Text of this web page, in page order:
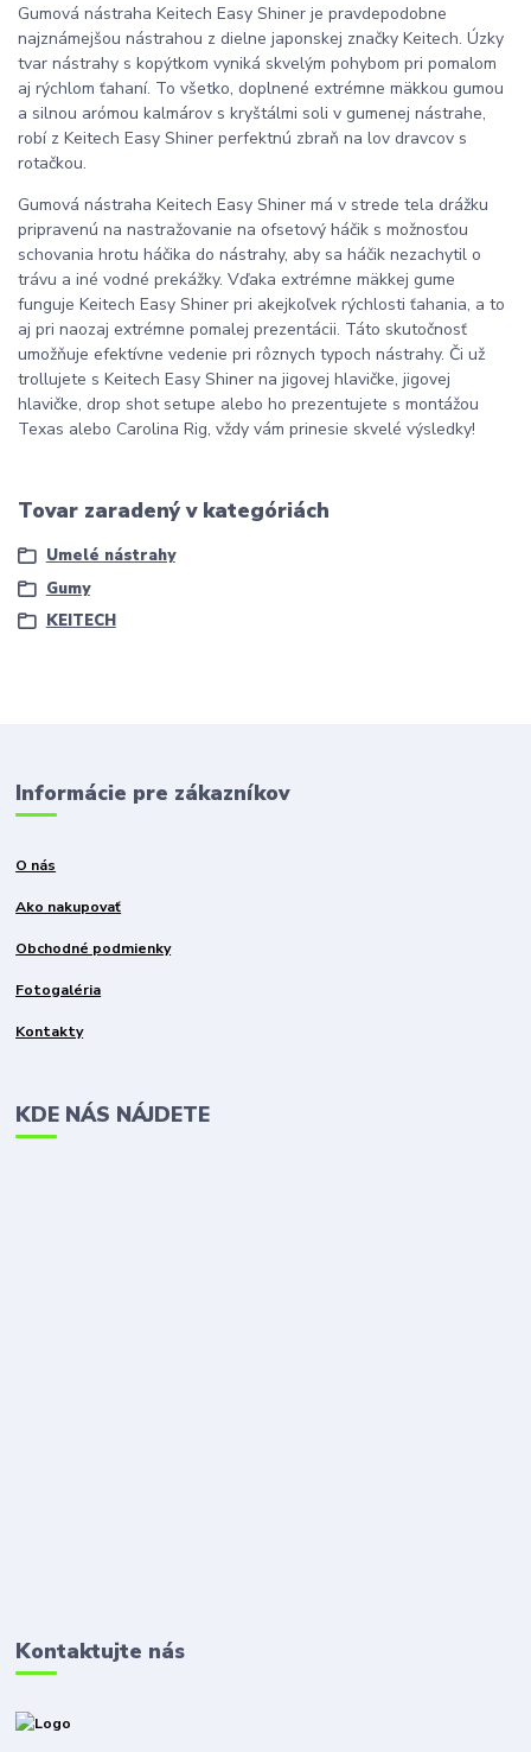
Gumová nástraha Keitech Easy Shiner je pravdepodobne
najznámejšou nástrahou z dielne japonskej značky Keitech. Úzky
tvar nástrahy s kopýtkom vyniká skvelým pohybom pri pomalom
aj rýchlom ťahaní. To všetko, doplnené extrémne mäkkou gumou
a silnou arómou kalmárov s kryštálmi soli v gumenej nástrahe,
robí z Keitech Easy Shiner perfektnú zbraň na lov dravcov s
rotačkou.
Gumová nástraha Keitech Easy Shiner má v strede tela drážku
pripravenú na nastražovanie na ofsetový háčik s možnosťou
schovania hrotu háčika do nástrahy, aby sa háčik nezachytil o
trávu a iné vodné prekážky. Vďaka extrémne mäkkej gume
funguje Keitech Easy Shiner pri akejkoľvek rýchlosti ťahania, a to
aj pri naozaj extrémne pomalej prezentácii. Táto skutočnosť
umožňuje efektívne vedenie pri rôznych typoch nástrahy. Či už
trollujete s Keitech Easy Shiner na jigovej hlavičke, jigovej
hlavičke, drop shot setupe alebo ho prezentujete s montážou
Texas alebo Carolina Rig, vždy vám prinesie skvelé výsledky!
Tovar zaradený v kategóriách
Umelé nástrahy
Gumy
KEITECH
Informácie pre zákazníkov
O nás
Ako nakupovať
Obchodné podmienky
Fotogaléria
Kontakty
KDE NÁS NÁJDETE
Kontaktujte nás